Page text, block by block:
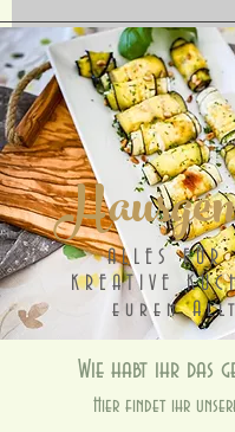
ALLES FÜR
KREATIVE
euren
Wie habt ihr das
Hier findet ihr